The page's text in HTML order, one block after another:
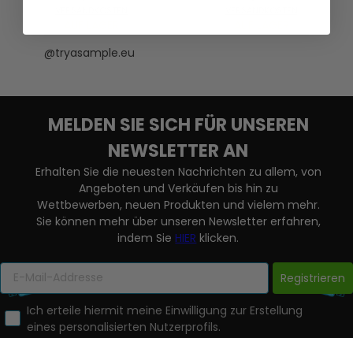
@tryasample.eu
MELDEN SIE SICH FÜR UNSEREN
NEWSLETTER AN
Erhalten Sie die neuesten Nachrichten zu allem, von
Angeboten und Verkäufen bis hin zu
Wettbewerben, neuen Produkten und vielem mehr.
Sie können mehr über unseren Newsletter erfahren,
indem SieHIER klicken.
Registrieren
Ich erteile hiermit meine Einwilligung zur Erstellung
eines personalisierten Nutzerprofils.